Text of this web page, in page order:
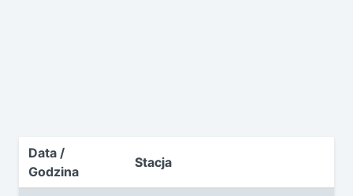
Data /
Godzina
Stacja